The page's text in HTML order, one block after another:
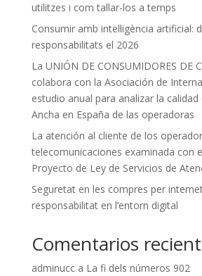
utilitzes i com tallar-los a temps
Consumir amb intel·ligència artificial:
responsabilitats el 2026
La UNIÓN DE CONSUMIDORES DE
colabora con la Asociación de
estudio anual para analizar la calidad
Ancha en España de las operadoras
La atención al cliente de los
telecomunicaciones examinada con
Proyecto de Ley de Servicios de
Seguretat en les compres per
responsabilitat en l’entorn digital
Comentarios
adminucca La fi dels números 902